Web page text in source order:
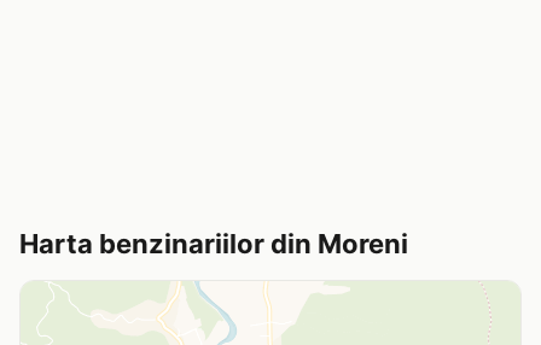
Harta benzinariilor din Moreni